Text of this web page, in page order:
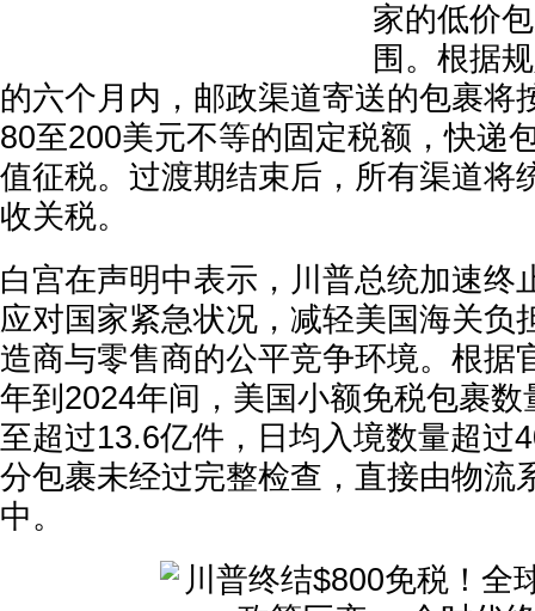
家的低价
围。根据
的六个月内，邮政渠道寄送的包裹将
80至200美元不等的固定税额，快递
值征税。过渡期结束后，所有渠道将
收关税。
白宫在声明中表示，川普总统加速终
应对国家紧急状况，减轻美国海关负
造商与零售商的公平竞争环境。根据
年到2024年间，美国小额免税包裹
至超过13.6亿件，日均入境数量超过
分包裹未经过完整检查，直接由物流
中。